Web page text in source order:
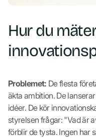
Hur du
Problemet: De flesta
äkta ambition. De
idéer. De kör
styrelsen frågar: "Vad är
förblir de tysta. Ingen har